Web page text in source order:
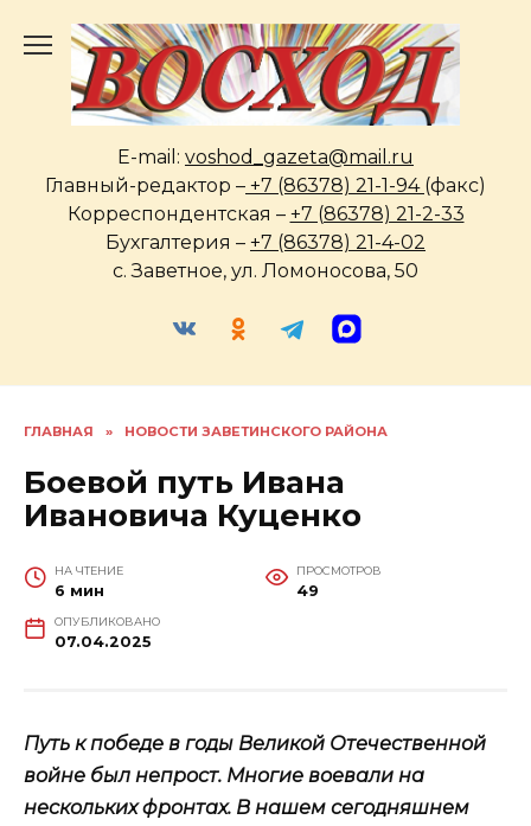
содержанию
E-mail: voshod_gazeta@mail.ru
Главный-редактор – +7 (86378) 21-1-94 (факс)
Корреспондентская – +7 (86378) 21-2-33
Бухгалтерия – +7 (86378) 21-4-02
с. Заветное, ул. Ломоносова, 50
ГЛАВНАЯ » НОВОСТИ ЗАВЕТИНСКОГО РАЙОНА
Боевой путь Ивана
Ивановича Куценко
НА ЧТЕНИЕ
6 мин
ПРОСМОТРОВ
49
ОПУБЛИКОВАНО
07.04.2025
Путь к победе в годы Великой Отечественной
войне был непрост. Многие воевали на
нескольких фронтах. В нашем сегодняшнем